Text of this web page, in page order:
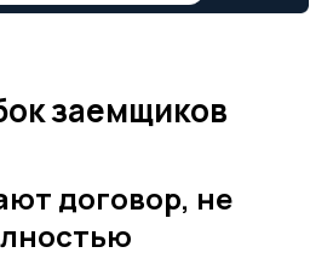
заемщиков
договор, не